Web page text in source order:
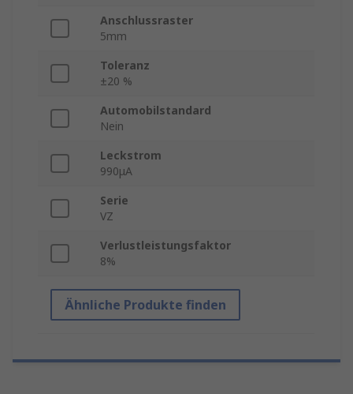
Anschlussraster
5mm
Toleranz
±20 %
Automobilstandard
Nein
Leckstrom
990μA
Serie
VZ
Verlustleistungsfaktor
8%
Ähnliche Produkte finden